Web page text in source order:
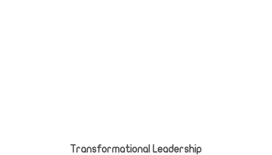
Transformational Leadership